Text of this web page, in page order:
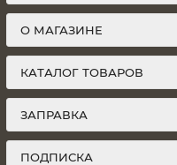
О МАГАЗИНЕ
КАТАЛОГ ТОВАРОВ
ЗАПРАВКА
ПОДПИСКА